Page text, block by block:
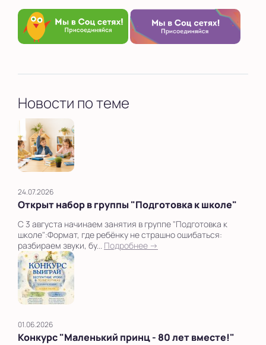
Новости по теме
24.07.2026
Открыт набор в группы "Подготовка к школе"
С 3 августа начинаем занятия в группе "Подготовка к
школе":Формат, где ребёнку не страшно ошибаться:
разбираем звуки, бу... Подробнее →
01.06.2026
Конкурс "Маленький принц - 80 лет вместе!"